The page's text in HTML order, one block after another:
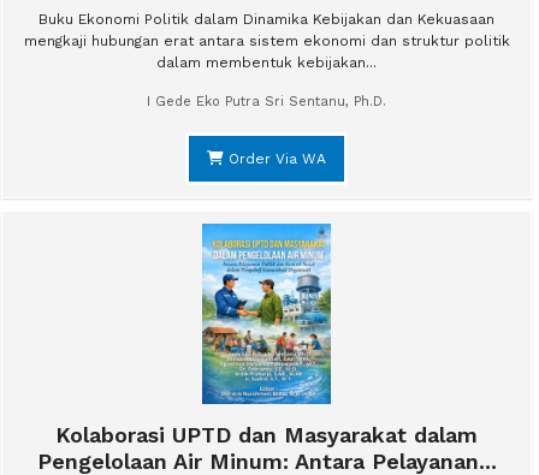
Buku Ekonomi Politik dalam Dinamika Kebijakan dan Kekuasaan
mengkaji hubungan erat antara sistem ekonomi dan struktur politik
dalam membentuk kebijakan...
I Gede Eko Putra Sri Sentanu, Ph.D.
Order Via WA
Kolaborasi UPTD dan Masyarakat dalam
Pengelolaan Air Minum: Antara Pelayanan...